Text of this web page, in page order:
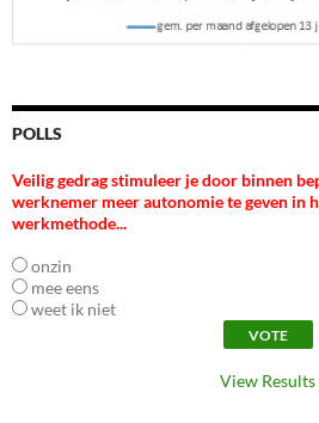
POLLS
Veilig gedrag stimuleer je door binnen
werknemer meer autonomie te geven in
werkmethode...
onzin
mee eens
weet ik niet
View Results